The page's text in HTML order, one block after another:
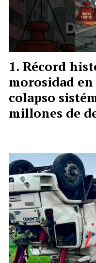
Récord
morosidad
colapso
millones de